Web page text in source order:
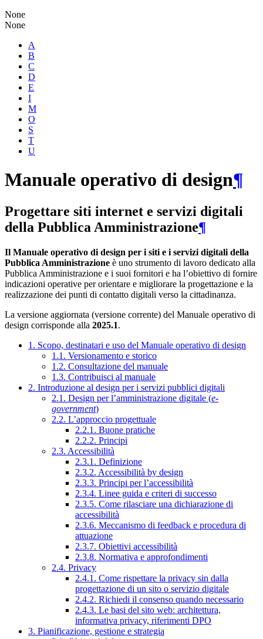
None
None
A
B
C
D
E
I
M
O
S
T
U
Manuale operativo di design¶
Progettare siti internet e servizi digitali
della Pubblica Amministrazione¶
Il Manuale operativo di design per i siti e i servizi digitali della
Pubblica Amministrazione è uno strumento di lavoro dedicato alla
Pubblica Amministrazione e i suoi fornitori e ha l’obiettivo di fornire
indicazioni operative per orientare e migliorare la progettazione e la
realizzazione dei punti di contatto digitali verso la cittadinanza.
La versione aggiornata (versione corrente) del Manuale operativo di
design corrisponde alla 2025.1.
1. Scopo, destinatari e uso del Manuale operativo di design
1.1. Versionamento e storico
1.2. Consultazione del manuale
1.3. Contribuisci al manuale
2. Introduzione al design per i servizi pubblici digitali
2.1. Design per l’amministrazione digitale (e-
government)
2.2. L’approccio progettuale
2.2.1. Buone pratiche
2.2.2. Principi
2.3. Accessibilità
2.3.1. Definizione
2.3.2. Accessibilità by design
2.3.3. Principi per l’accessibilità
2.3.4. Linee guida e criteri di successo
2.3.5. Come rilasciare una dichiarazione di
accessibilità
2.3.6. Meccanismo di feedback e procedura di
attuazione
2.3.7. Obiettivi accessibilità
2.3.8. Normativa e approfondimenti
2.4. Privacy
2.4.1. Come rispettare la privacy sin dalla
progettazione di un sito o servizio digitale
2.4.2. Richiedi il consenso quando necessario
2.4.3. Le basi del sito web: architettura,
informativa privacy, riferimenti DPO
3. Pianificazione, gestione e strategia